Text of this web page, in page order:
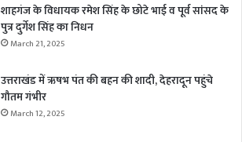
शाहगंज के विधायक रमेश सिंह के छोटे भाई व पूर्व सांसद के
पुत्र दुर्गेश सिंह का निधन
March 21, 2025
उत्तराखंड में ऋषभ पंत की बहन की शादी, देहरादून पहुंचे
गौतम गंभीर
March 12, 2025